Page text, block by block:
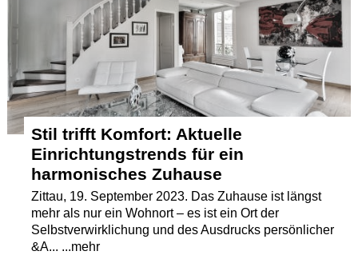
Kostenlos
Stil trifft Komfort: Aktuelle
Einrichtungstrends für ein
harmonisches Zuhause
Zittau, 19. September 2023. Das Zuhause ist längst
mehr als nur ein Wohnort – es ist ein Ort der
Selbstverwirklichung und des Ausdrucks persönlicher
&A... ...mehr